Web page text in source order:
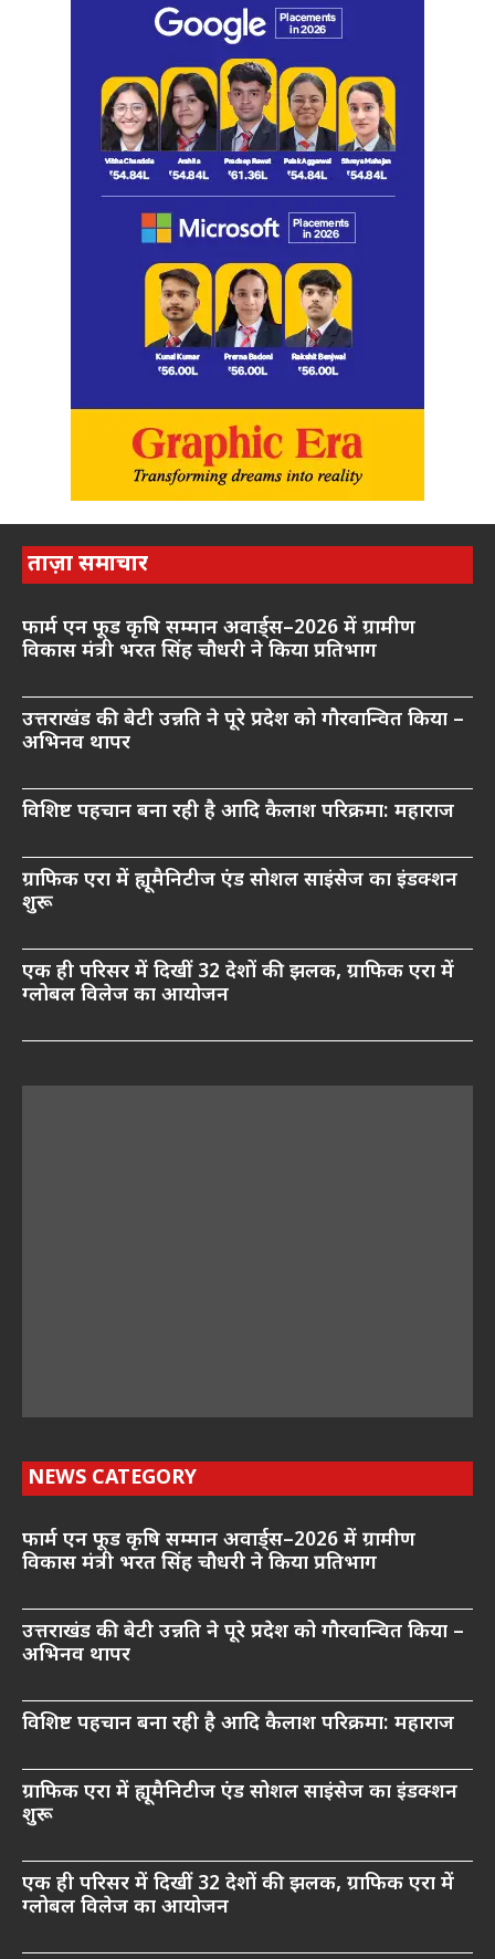
ताज़ा समाचार
फार्म एन फूड कृषि सम्मान अवार्ड्स–2026 में ग्रामीण
विकास मंत्री भरत सिंह चौधरी ने किया प्रतिभाग
उत्तराखंड की बेटी उन्नति ने पूरे प्रदेश को गौरवान्वित किया –
अभिनव थापर
विशिष्ट पहचान बना रही है आदि कैलाश परिक्रमा: महाराज
ग्राफिक एरा में ह्यूमैनिटीज एंड सोशल साइंसेज का इंडक्शन
शुरू
एक ही परिसर में दिखीं 32 देशों की झलक, ग्राफिक एरा में
ग्लोबल विलेज का आयोजन
NEWS CATEGORY
फार्म एन फूड कृषि सम्मान अवार्ड्स–2026 में ग्रामीण
विकास मंत्री भरत सिंह चौधरी ने किया प्रतिभाग
उत्तराखंड की बेटी उन्नति ने पूरे प्रदेश को गौरवान्वित किया –
अभिनव थापर
विशिष्ट पहचान बना रही है आदि कैलाश परिक्रमा: महाराज
ग्राफिक एरा में ह्यूमैनिटीज एंड सोशल साइंसेज का इंडक्शन
शुरू
एक ही परिसर में दिखीं 32 देशों की झलक, ग्राफिक एरा में
ग्लोबल विलेज का आयोजन